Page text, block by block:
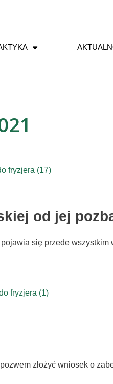
od jej
się przede wszystkim
złożyć wniosek o